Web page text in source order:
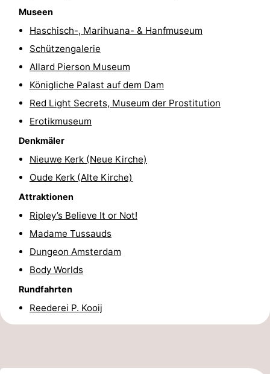
Städte
Führungen
Sport
Radfahren
Wandern
Unterhaltung
Nachtleben
und
trinken
Einkäufen
Märkte
Warenhäuser
Veranstaltungen
Spezial
Museen
Haschisch-, Marihuana- & Hanfmuseum
Schützengalerie
Allard Pierson Museum
Königliche Palast auf dem Dam
Red Light Secrets, Museum der Prostitution
Erotikmuseum
Denkmäler
Nieuwe Kerk (Neue Kirche)
Oude Kerk (Alte Kirche)
Attraktionen
Ripley’s Believe It or Not!
Madame Tussauds
Dungeon Amsterdam
Body Worlds
Rundfahrten
Reederei P. Kooij